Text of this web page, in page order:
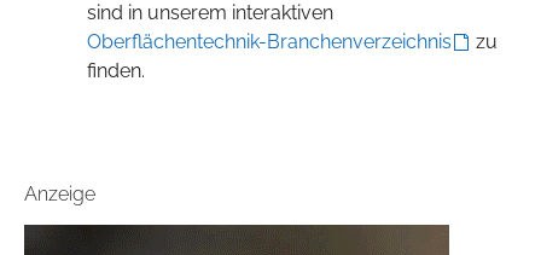
sind in unserem interaktiven
Oberflächentechnik-Branchenverzeichnis
zu
finden.
Anzeige